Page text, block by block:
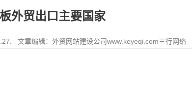
外贸出口主要国家
文章编辑： 外贸网站建设公司www.keyeqi.com三行网络